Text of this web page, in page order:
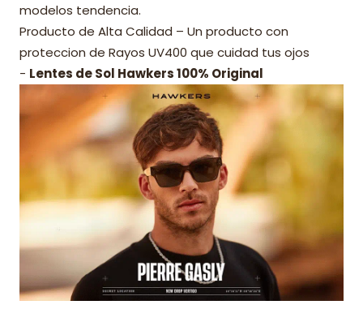
modelos tendencia.
Producto de Alta Calidad – Un producto con
proteccion de Rayos UV400 que cuidad tus ojos
- Lentes de Sol Hawkers 100% Original